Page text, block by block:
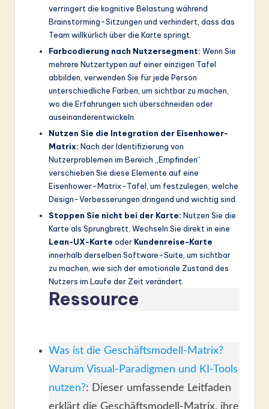
verringert die kognitive Belastung während
Brainstorming-Sitzungen und verhindert, dass das
Team willkürlich über die Karte springt.
Farbcodierung nach Nutzersegment: Wenn Sie
mehrere Nutzertypen auf einer einzigen Tafel
abbilden, verwenden Sie für jede Person
unterschiedliche Farben, um sichtbar zu machen,
wo die Erfahrungen sich überschneiden oder
auseinanderentwickeln.
Nutzen Sie die Integration der Eisenhower-
Matrix: Nach der Identifizierung von
Nutzerproblemen im Bereich „Empfinden“
verschieben Sie diese Elemente auf eine
Eisenhower-Matrix-Tafel, um festzulegen, welche
Design-Verbesserungen dringend und wichtig sind.
Stoppen Sie nicht bei der Karte: Nutzen Sie die
Karte als Sprungbrett. Wechseln Sie direkt in eine
Lean-UX-Karte oder Kundenreise-Karte
innerhalb derselben Software-Suite, um sichtbar
zu machen, wie sich der emotionale Zustand des
Nutzers im Laufe der Zeit verändert.
Ressource
Was ist die Geschäftsmodell-Matrix?
Warum Visual-Paradigmen und KI-Tools
nutzen?: Dieser umfassende Leitfaden
erklärt die Geschäftsmodell-Matrix, ihre